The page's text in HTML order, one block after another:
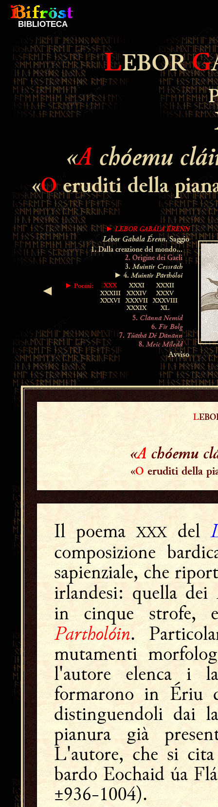
BIBLIOTECA
LEBORG
«A chóemu
«Oeruditi della
◄
► LEBOR GABÁLA ÉRENN
Lebor Gabála Érenn. Saggio
1. Dalla creazione del mondo...
2. Origine dei Gaeli
3.Muintir Cessrach
► 4.Muintir Parthóloi
► Poemi: XXX XXXI
XXXII
XXXIII
XXXIV
XXXV
XXXVI
XXXVII
XXXVIII
XXXIX
XL
5. Clanna Nemid
6. Fir Bolg
7. Túatha Dé Danann
8.Meic Míledd
Avviso
L
«Achóemu
«Oeruditi della
Il poemaXXXdel
composizione
sapienziale, che
irlandesi: quella dei
in cinque strofe,
Partholóin.
mutamenti
l'autore elenca i
formarono in
distinguendoli dai
pianura già
L'autore, che si
bardo Eochaid úa
±936-1004).